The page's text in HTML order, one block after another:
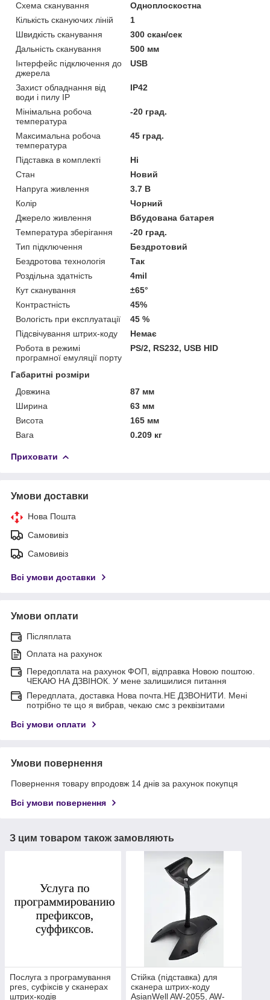
Схема сканування
Одноплоскостна
Кількість скануючих ліній
1
Швидкість сканування
300 скан/сек
Дальність сканування
500 мм
Інтерфейс підключення до
джерела
USB
Захист обладнання від
води і пилу IP
IP42
Мінімальна робоча
температура
-20 град.
Максимальна робоча
температура
45 град.
Підставка в комплекті
Ні
Стан
Новий
Напруга живлення
3.7 В
Колір
Чорний
Джерело живлення
Вбудована батарея
Температура зберігання
-20 град.
Тип підключення
Бездротовий
Бездротова технологія
Так
Роздільна здатність
4mil
Кут сканування
±65°
Контрастність
45%
Вологість при експлуатації
45 %
Підсвічування штрих-коду
Немає
Робота в режимі
програмної емуляції порту
PS/2, RS232, USB HID
Габаритні розміри
Довжина
87 мм
Ширина
63 мм
Висота
165 мм
Вага
0.209 кг
Приховати
Умови доставки
Нова Пошта
Самовивіз
Самовивіз
Всі умови доставки
Умови оплати
Післяплата
Оплата на рахунок
Передоплата на рахунок ФОП, відправка Новою поштою.
ЧЕКАЮ НА ДЗВІНОК. У мене залишилися питання
Передплата, доставка Нова почта.НЕ ДЗВОНИТИ. Мені
потрібно те що я вибрав, чекаю смс з реквізитами
Всі умови оплати
Умови повернення
Повернення товару впродовж 14 днів за рахунок покупця
Всі умови повернення
З цим товаром також замовляють
Послуга з програмування
pres, суфіксів у сканерах
штрих-кодів
Стійка (підставка) для
сканера штрих-коду
AsianWell AW-2055, AW-